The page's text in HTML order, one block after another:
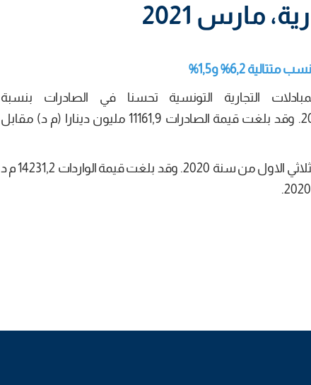
مارس 2021
من سنة 2021 شهدت المبادلات التجارية التونسية تحسنا في الصادرات بنسبة
(+6,2% ( مقابل ) -11,2(% خلال الثلاثي الأول من سنة 2020. وقد بلغت قيمة الصادرات 11161,9 مليون دينارا (م د) مقابل
كما تحسنت الواردات بنسبة (+1,5(% مقابل (-11,4%) خلال الثلاثي الاول من سنة 2020. وقد بلغت قيمة الواردات 14231,2 م د